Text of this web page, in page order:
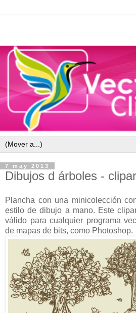
7 may 2013
Dibujos d árboles -
Plancha con una minicolección
estilo de dibujo a mano. Este
válido para cualquier programa
de mapas de bits, como Photoshop.